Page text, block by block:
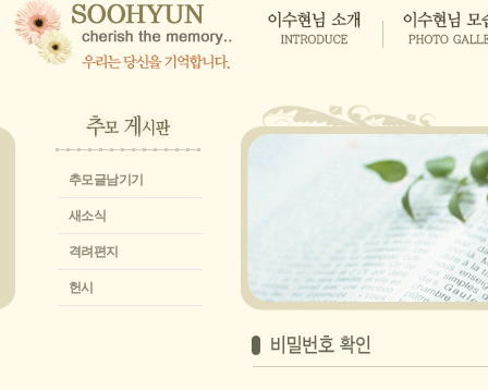
추모글남기기
새소식
격려편지
헌시